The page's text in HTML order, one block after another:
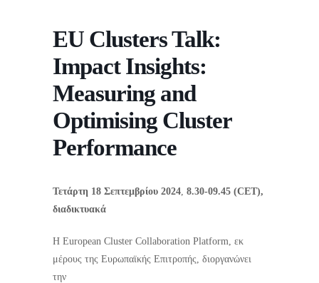
EU Clusters Talk:
Impact Insights:
Measuring and
Optimising Cluster
Performance
Τετάρτη 18 Σεπτεμβρίου 2024 8.30-09.45 (CET),
διαδικτυακά
Η European Cluster Collaboration Platform, εκ
μέρους της Ευρωπαϊκής Επιτροπής, διοργανώνει
την